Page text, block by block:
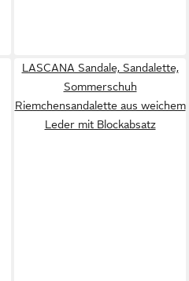
LASCANA Sandale, Sandalette,
Sommerschuh
Riemchensandalette aus weichem
Leder mit Blockabsatz